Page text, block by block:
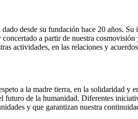
desde su fundación hace 20 años.
a partir de nuestra
actividades, en las relaciones y
a la madre tierra, en la solidaridad y
de la humanidad. Diferentes
y que garantizan nuestra